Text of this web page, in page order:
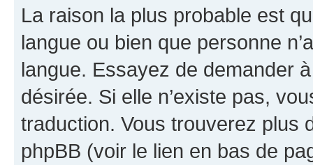
La raison la plus probable est
langue ou bien que personne
langue. Essayez de demander
désirée. Si elle n’existe pas,
traduction. Vous trouverez plus
phpBB (voir le lien en bas de